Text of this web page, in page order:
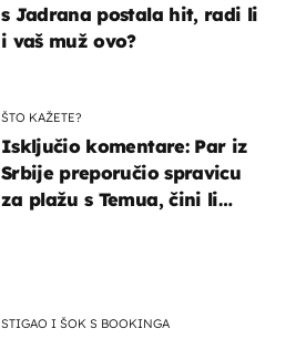
STIGAO I ŠOK S BOOKINGA
s Jadrana postala hit, radi li
i vaš muž ovo?
ŠTO KAŽETE?
Isključio komentare: Par iz
Srbije preporučio spravicu
za plažu s Temua, čini li